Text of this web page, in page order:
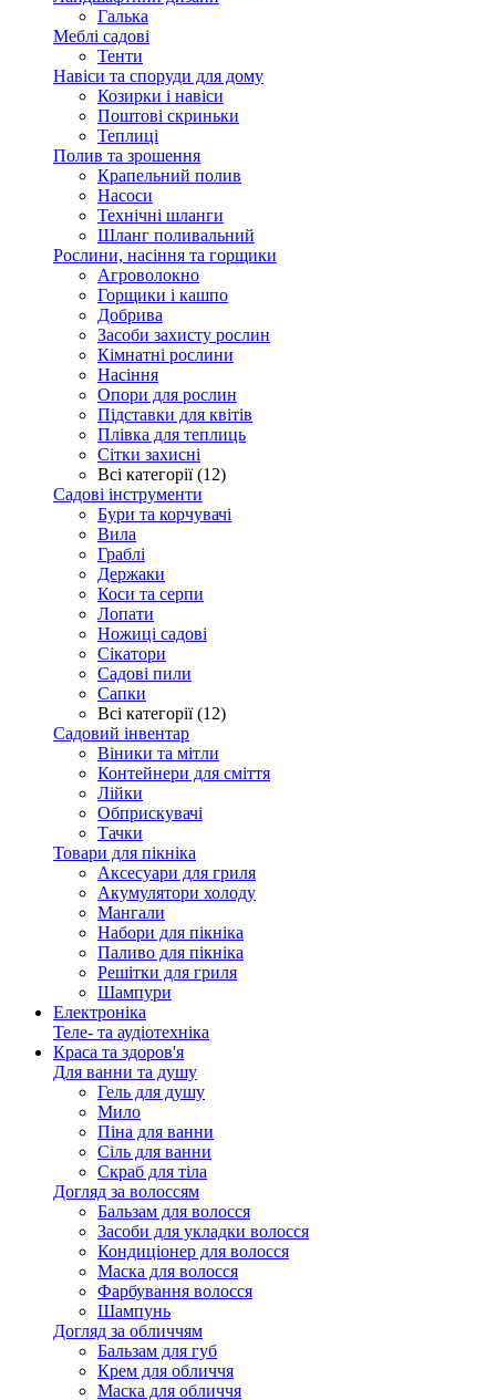
Галька
Меблі садові
Тенти
Навіси та споруди для дому
Козирки і навіси
Поштові скриньки
Теплиці
Полив та зрошення
Крапельний полив
Насоси
Технічні шланги
Шланг поливальний
Рослини, насіння та горщики
Агроволокно
Горщики і кашпо
Добрива
Засоби захисту рослин
Кімнатні рослини
Насіння
Опори для рослин
Підставки для квітів
Плівка для теплиць
Сітки захисні
Всі категорії (12)
Садові інструменти
Бури та корчувачі
Вила
Граблі
Держаки
Коси та серпи
Лопати
Ножиці садові
Сікатори
Садові пили
Сапки
Всі категорії (12)
Садовий інвентар
Віники та мітли
Контейнери для сміття
Лійки
Обприскувачі
Тачки
Товари для пікніка
Аксесуари для гриля
Акумулятори холоду
Мангали
Набори для пікніка
Паливо для пікніка
Решітки для гриля
Шампури
Електроніка
Теле- та аудіотехніка
Краса та здоров'я
Для ванни та душу
Гель для душу
Мило
Піна для ванни
Сіль для ванни
Скраб для тіла
Догляд за волоссям
Бальзам для волосся
Засоби для укладки волосся
Кондиціонер для волосся
Маска для волосся
Фарбування волосся
Шампунь
Догляд за обличчям
Бальзам для губ
Крем для обличчя
Маска для обличчя